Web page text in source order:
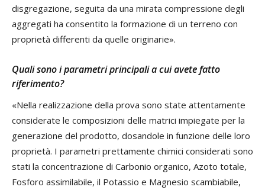
disgregazione, seguita da una mirata compressione degli
aggregati ha consentito la formazione di un terreno con
proprietà differenti da quelle originarie».
Quali sono i parametri principali a cui avete fatto
riferimento?
«Nella realizzazione della prova sono state attentamente
considerate le composizioni delle matrici impiegate per la
generazione del prodotto, dosandole in funzione delle loro
proprietà. I parametri prettamente chimici considerati sono
stati la concentrazione di Carbonio organico, Azoto totale,
Fosforo assimilabile, il Potassio e Magnesio scambiabile,